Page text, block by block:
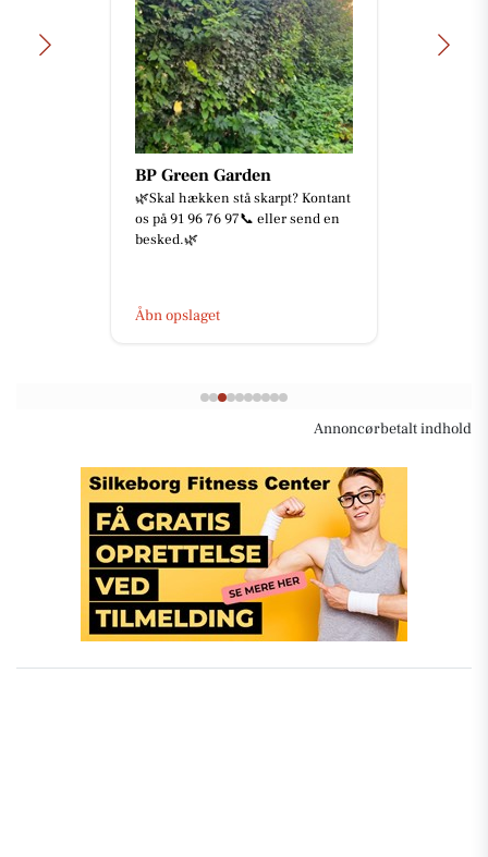
BP Green Garden
🌿Skal hækken stå skarpt? Kontant
os på 91 96 76 97📞 eller send en
besked.🌿
Åbn opslaget
Annoncørbetalt indhold